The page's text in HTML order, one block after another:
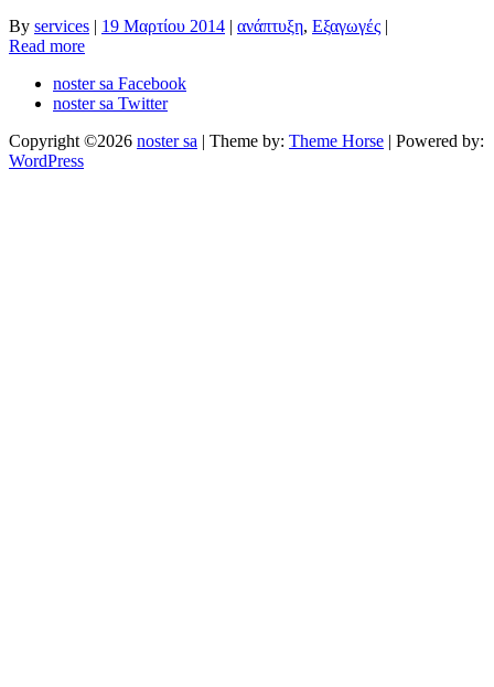
By services | 19 Μαρτίου 2014 | ανάπτυξη, Εξαγωγές |
Read more
noster sa Facebook
noster sa Twitter
Copyright ©2026 noster sa | Theme by: Theme Horse | Powered by:
WordPress